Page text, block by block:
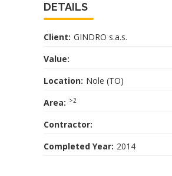
DETAILS
Client: GINDRO s.a.s.
Value:
Location: Nole (TO)
Area: >2
Contractor:
Completed Year: 2014